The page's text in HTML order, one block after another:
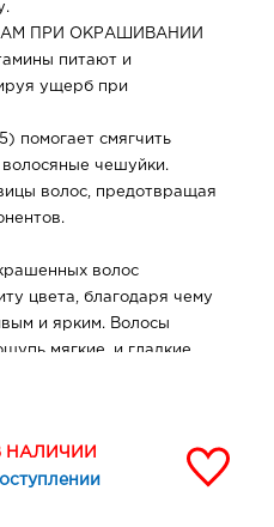
ПРИ ОКРАШИВАНИИ
питают и
ущерб при
помогает смягчить
чешуйки.
волос, предотвращая
волос
цвета, благодаря чему
и ярким. Волосы
мягкие, и гладкие
base: AQUA,
GLYCOL,
НАЛИЧИИ